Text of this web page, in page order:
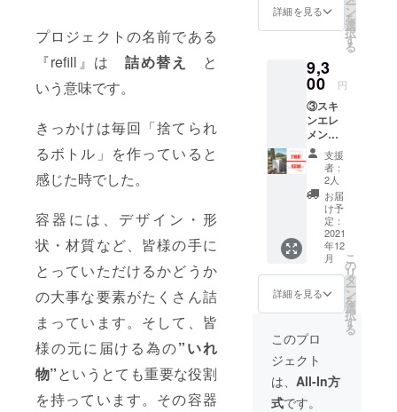
プロジェクトの名前である
『refill』は
詰め替え と
いう意味です。
きっかけは毎回「捨てられ
るボトル」を作っていると
感じた時でした。
容器には、デザイン・形
状・材質など、皆様の手に
とっていただけるかどうか
の大事な要素がたくさん詰
まっています。そして、皆
様の元に届ける為の”いれ
物”というとても重要な役割
を持っています。その容器
の6300
円(税
込) ※
料
詳細を見る ー
ン
を
選
択
す
る
9,3
00 円
③スキ
ンエレ
メント
ロー
ショ
ン
2000ml
3箱
販売価
11,400
→2100
円OFF
の9300
円(税
込) ※
送料無
料
支援
者：
2人
お届
け予
定：
2021
年12
月
詳細を見る
こ
の
リ
タ
ー
ン
を
選
択
す
る
このプロ
ジェクト
は、 All-In方
式です。